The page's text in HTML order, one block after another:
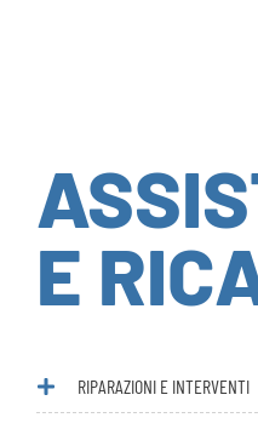
E
ASSISTENZA PRESSO